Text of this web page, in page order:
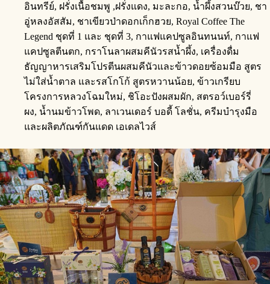
อินทรีย์, ฝรั่งเนื้อชมพู ,ฝรั่งแดง, มะละกอ, น้ำผึ้งสวนบ๊วย, ชา
อู่หลงอัสสัม, ชาเขียวป่าดอกเก็กฮวย, Royal Coffee The
Legend ชุดที่ 1 และ ชุดที่ 3, กาแฟแคปซูลอินทนนท์, กาแฟ
แคปซูลตีนตก, กราโนลาผสมคีนัวรสน้ำผึ้ง, เครื่องดื่ม
ธัญญาหารเสริมโปรตีนผสมคีนัวและข้าวดอยซ้อมมือ สูตร
ไม่ใส่น้ำตาล และรสโกโก้ สูตรหวานน้อย, ข้าวเกรียบ
โครงการหลวงโฉมใหม่, ชิโอะปังผสมผัก, สตรอว์เบอร์รี่
ผง, น้ำนมข้าวโพด, ลาเวนเดอร์ บอดี้ โลชั่น, ครีมบำรุงมือ
และผลิตภัณฑ์กันแดด เอเดลไวส์